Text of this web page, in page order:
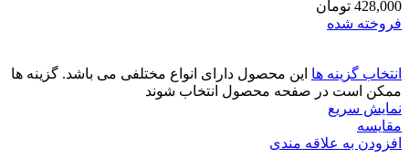
428,000 تومان
فروخته شده
انتخاب گزینه ها این محصول دارای انواع مختلفی می باشد. گزینه ها
ممکن است در صفحه محصول انتخاب شوند
نمایش سریع
مقايسه
افزودن به علاقه مندی